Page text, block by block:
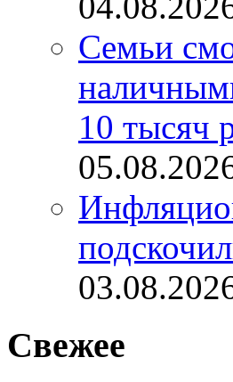
Семьи
10 тысяч
Свежее